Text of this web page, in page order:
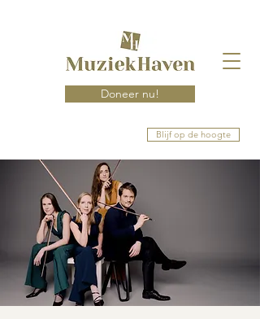
Blijf op de hoogte
Doneer nu!